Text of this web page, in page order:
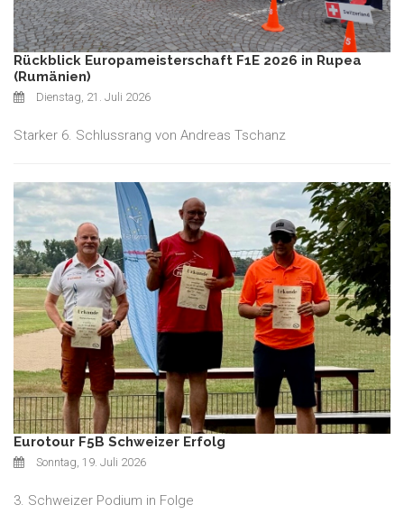
Rückblick Europameisterschaft F1E 2026 in Rupea
(Rumänien)
Dienstag, 21. Juli 2026
Starker 6. Schlussrang von Andreas Tschanz
Eurotour F5B Schweizer Erfolg
Sonntag, 19. Juli 2026
3. Schweizer Podium in Folge